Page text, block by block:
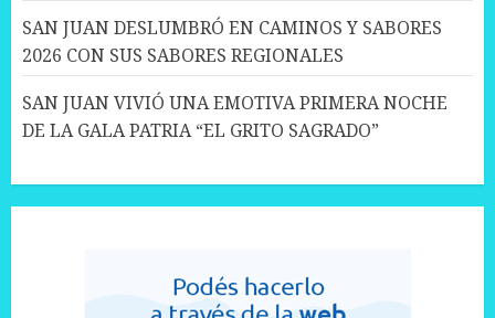
SAN JUAN DESLUMBRÓ EN CAMINOS Y SABORES
2026 CON SUS SABORES REGIONALES
SAN JUAN VIVIÓ UNA EMOTIVA PRIMERA NOCHE
DE LA GALA PATRIA “EL GRITO SAGRADO”